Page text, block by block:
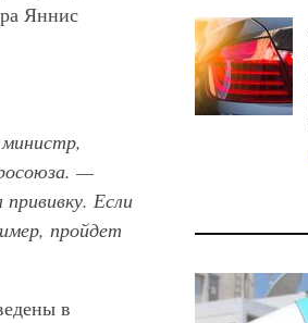
Яннис
—
Если
пройдет
в